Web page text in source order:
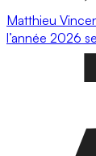
Matthieu
l’année 2026